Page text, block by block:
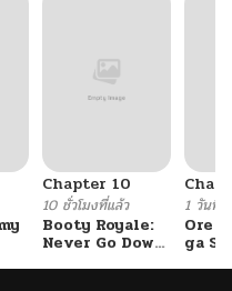
Chapter 10
10 ชั่วโมงที่แล้ว
Booty Royale:
Never Go Down
1 วันที่แ
Ore
ga